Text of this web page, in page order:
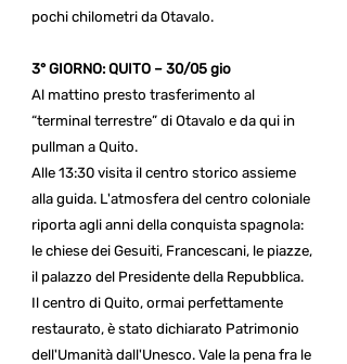
pochi chilometri da Otavalo.
3° GIORNO: QUITO – 30/05 gio
Al mattino presto trasferimento al
“terminal terrestre” di Otavalo e da qui in
pullman a Quito.
Alle 13:30 visita il centro storico assieme
alla guida. L'atmosfera del centro coloniale
riporta agli anni della conquista spagnola:
le chiese dei Gesuiti, Francescani, le piazze,
il palazzo del Presidente della Repubblica.
Il centro di Quito, ormai perfettamente
restaurato, è stato dichiarato Patrimonio
dell'Umanità dall'Unesco. Vale la pena fra le